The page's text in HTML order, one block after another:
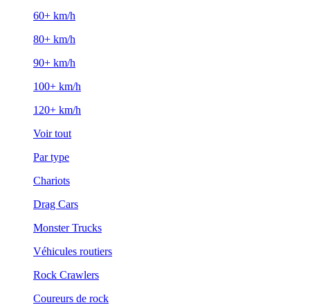
60+ km/h
80+ km/h
90+ km/h
100+ km/h
120+ km/h
Voir tout
Par type
Chariots
Drag Cars
Monster Trucks
Véhicules routiers
Rock Crawlers
Coureurs de rock